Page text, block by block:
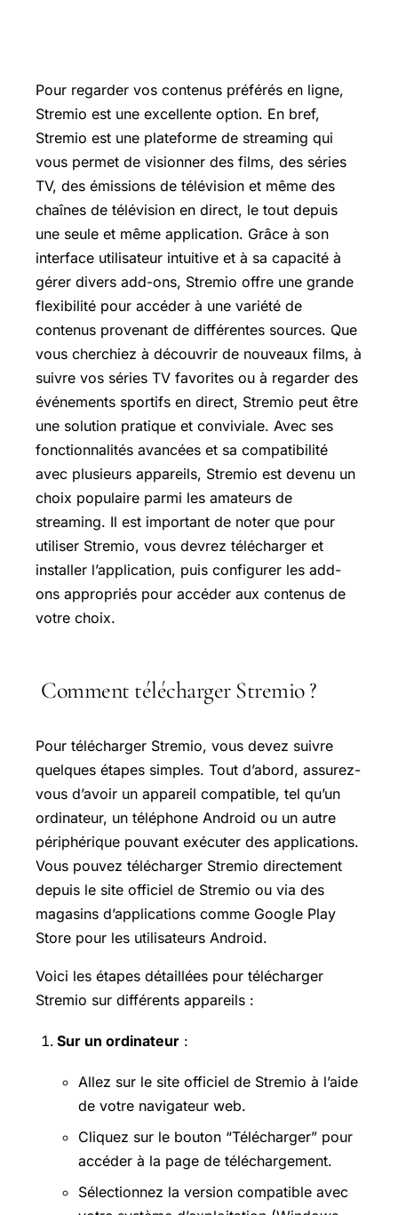
Pour regarder vos contenus préférés en ligne,
Stremio est une excellente option. En bref,
Stremio est une plateforme de streaming qui
vous permet de visionner des films, des séries
TV, des émissions de télévision et même des
chaînes de télévision en direct, le tout depuis
une seule et même application. Grâce à son
interface utilisateur intuitive et à sa capacité à
gérer divers add-ons, Stremio offre une grande
flexibilité pour accéder à une variété de
contenus provenant de différentes sources. Que
vous cherchiez à découvrir de nouveaux films, à
suivre vos séries TV favorites ou à regarder des
événements sportifs en direct, Stremio peut être
une solution pratique et conviviale. Avec ses
fonctionnalités avancées et sa compatibilité
avec plusieurs appareils, Stremio est devenu un
choix populaire parmi les amateurs de
streaming. Il est important de noter que pour
utiliser Stremio, vous devrez télécharger et
installer l’application, puis configurer les add-
ons appropriés pour accéder aux contenus de
votre choix.
Comment télécharger Stremio ?
Pour télécharger Stremio, vous devez suivre
quelques étapes simples. Tout d’abord, assurez-
vous d’avoir un appareil compatible, tel qu’un
ordinateur, un téléphone Android ou un autre
périphérique pouvant exécuter des applications.
Vous pouvez télécharger Stremio directement
depuis le site officiel de Stremio ou via des
magasins d’applications comme Google Play
Store pour les utilisateurs Android.
Voici les étapes détaillées pour télécharger
Stremio sur différents appareils :
Sur un ordinateur :
Allez sur le site officiel de Stremio à l’aide
de votre navigateur web.
Cliquez sur le bouton “Télécharger” pour
accéder à la page de téléchargement.
Sélectionnez la version compatible avec